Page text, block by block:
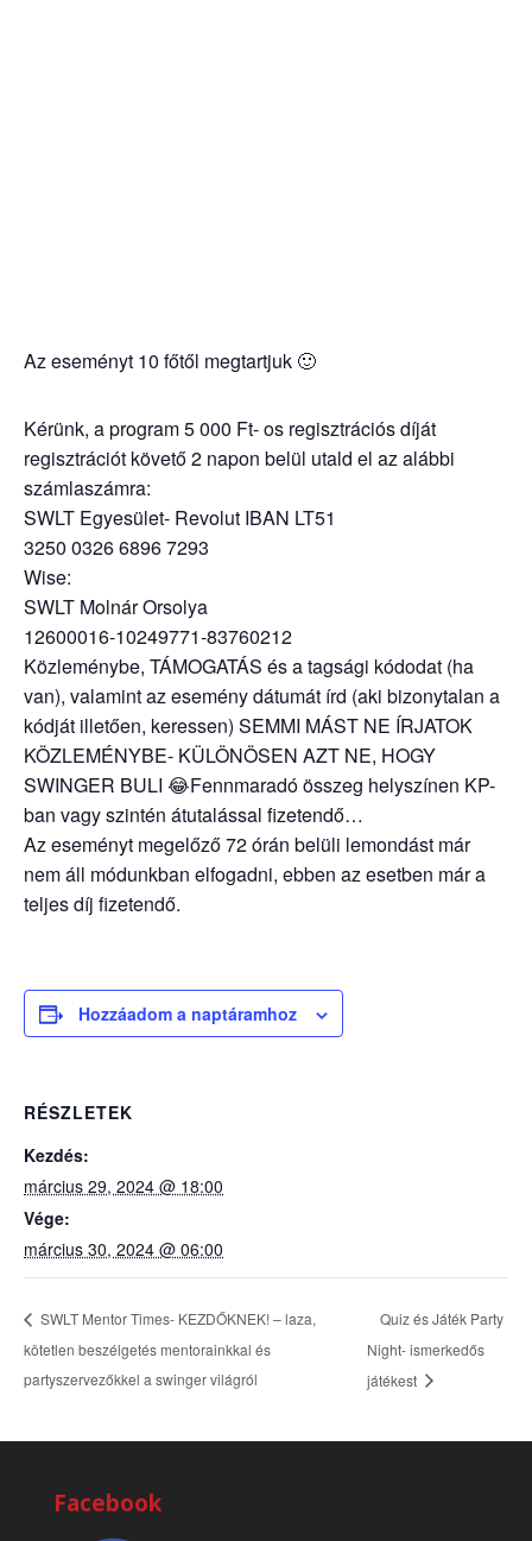
Az eseményt 10 főtől megtartjuk 🙂
Kérünk, a program 5 000 Ft- os regisztrációs díját
regisztrációt követő 2 napon belül utald el az alábbi
számlaszámra:
SWLT Egyesület- Revolut IBAN LT51
3250 0326 6896 7293
Wise:
SWLT Molnár Orsolya
12600016-10249771-83760212
Közleménybe, TÁMOGATÁS és a tagsági kódodat (ha
van), valamint az esemény dátumát írd (aki bizonytalan a
kódját illetően, keressen) SEMMI MÁST NE ÍRJATOK
KÖZLEMÉNYBE- KÜLÖNÖSEN AZT NE, HOGY
SWINGER BULI 😂Fennmaradó összeg helyszínen KP-
ban vagy szintén átutalással fizetendő…
Az eseményt megelőző 72 órán belüli lemondást már
nem áll módunkban elfogadni, ebben az esetben már a
teljes díj fizetendő.
Hozzáadom a naptáramhoz
RÉSZLETEK
Kezdés:
március 29, 2024 @ 18:00
Vége:
március 30, 2024 @ 06:00
SWLT Mentor Times- KEZDŐKNEK! – laza,
kötetlen beszélgetés mentorainkkal és
partyszervezőkkel a swinger világról
Quiz és Játék Party
Night- ismerkedős
játékest
Facebook